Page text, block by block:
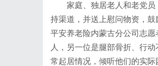
家庭、独居老人和老党员
持渠道，并送上慰问物资，
平安养老险内蒙古分公司志
人，另一位是腿部骨折、行
常起居情况，倾听他们的实